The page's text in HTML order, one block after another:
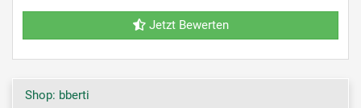
Jetzt Bewerten
Shop: bberti